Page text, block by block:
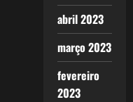
abril 2023
março 2023
fevereiro
2023